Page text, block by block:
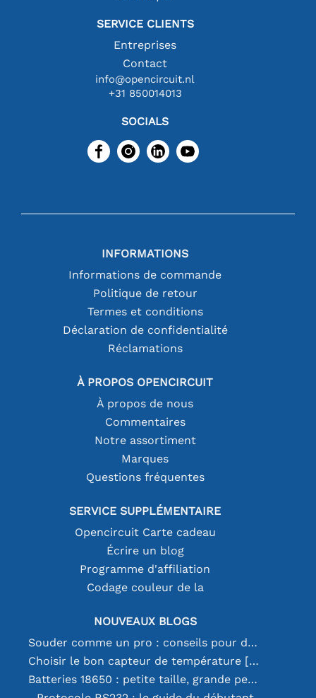
SERVICE CLIENTS
Entreprises
Contact
info@opencircuit.nl
+31 850014013
SOCIALS
INFORMATIONS
Informations de commande
Politique de retour
Termes et conditions
Déclaration de confidentialité
Réclamations
À PROPOS OPENCIRCUIT
À propos de nous
Commentaires
Notre assortiment
Marques
Questions fréquentes
SERVICE SUPPLÉMENTAIRE
Opencircuit Carte cadeau
Écrire un blog
Programme d'affiliation
Codage couleur de la
NOUVEAUX BLOGS
Souder comme un pro : conseils pour des connexions électroniques parfaites
Choisir le bon capteur de température [youtube]
Batteries 18650 : petite taille, grande performance